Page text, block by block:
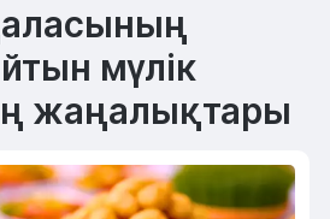
мүлік
жаңалықтары